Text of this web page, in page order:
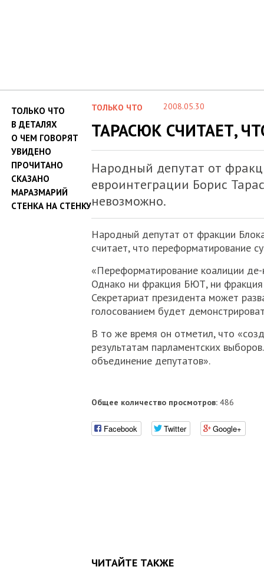
ТОЛЬКО ЧТО
В ДЕТАЛЯХ
О ЧЕМ ГОВОРЯТ
УВИДЕНО
ПРОЧИТАНО
СКАЗАНО
МАРАЗМАРИЙ
СТЕНКА НА СТЕНКУ
ТОЛЬКО ЧТО 2008.05.30
ТАРАСЮК СЧИТАЕТ,
Народный депутат от
евроинтеграции Борис
невозможно.
Народный депутат от фракции
считает, что переформатирование
«Переформатирование коалиции
Однако ни фракция БЮТ, ни
Секретариат президента может
голосованием будет
В то же время он отметил, что
результатам парламентских
объединение депутатов».
Общее количество просмотров: 486
Facebook Twitter Google+
ЧИТАЙТЕ ТАКЖЕ